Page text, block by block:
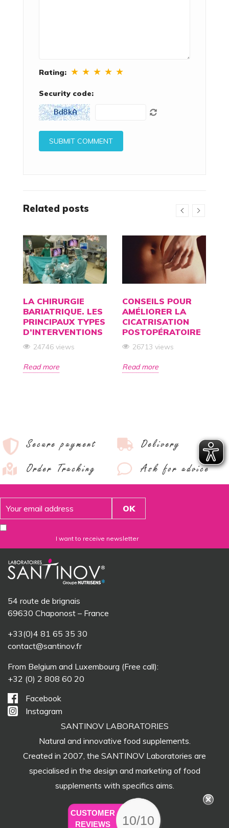
Rating: ★ ★ ★ ★ ★
Security code:
Related posts
LA CHIRURGIE
BARIATRIQUE. LES
PRINCIPAUX TYPES
D’INTERVENTIONS
24746 views
Read more
CONSEILS POUR
AMÉLIORER LA
CICATRISATION
POSTOPÉRATOIRE
26713 views
Read more
Secure payment
Delivery
Order Tracking
Ask for advice
I want to receive newsletter
54 route de brignais
69630 Chaponost – France
+33(0)4 81 65 35 30
contact@santinov.fr
From Belgium and Luxembourg (Free call):
+32 (0) 2 808 60 20
Facebook
Instagram
SANTINOV LABORATORIES
Natural and innovative food supplements.
Created in 2007, the SANTINOV Laboratories are
specialised in the design and marketing of food
supplements with specifics aims.
CUSTOMER
REVIEWS
10/10